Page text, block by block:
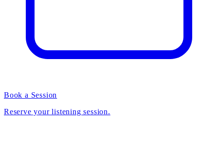
Book a Session
Reserve your listening session.